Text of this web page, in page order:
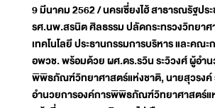
9 มีนาคม 2562 / นครเซี่ยงไฮ้ สาธารณรัฐปร
รศ.นพ.สรนิต ศิลธรรม ปลัดกระทรวงวิทยาศ
เทคโนโลยี ประธานกรรมการบริหาร และคณ
อพวช. พร้อมด้วย ผศ.ดร.รวิน ระวิวงศ์ ผู้อำ
พิพิธภัณฑ์วิทยาศาสตร์แห่งชาติ, นายสุวรงค์
อำนวยการองค์การพิพิธภัณฑ์วิทยาศาสตร์แห่